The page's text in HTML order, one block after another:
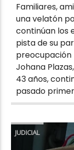
Familiares,
una velatón
continúan los
pista de su
preocupación
Johana
43 años,
pasado
JUDICIAL